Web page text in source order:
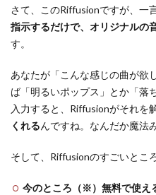
さて、このRiffusionですが、一
指示するだけで、オリジナルの
す。
あなたが「こんな感じの曲が欲
ば「明るいポップス」とか「落
入力すると、Riffusionがそれを
くれるんですね。なんだか魔法
そして、Riffusionのすごいとこ
今のところ（※）無料で使え